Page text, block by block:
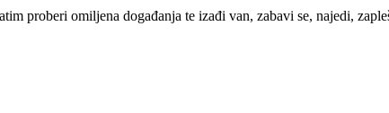
proberi omiljena događanja te izađi van, zabavi se, najedi,